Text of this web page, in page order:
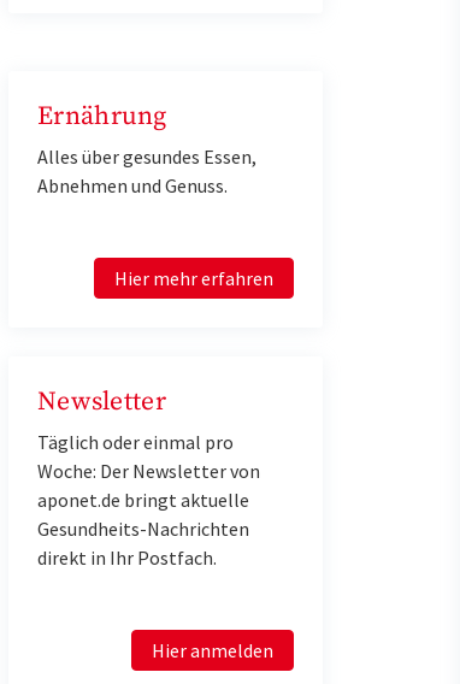
Ernährung
Alles über gesundes Essen,
Abnehmen und Genuss.
Hier mehr erfahren
Newsletter
Täglich oder einmal pro
Woche: Der Newsletter von
aponet.de bringt aktuelle
Gesundheits-Nachrichten
direkt in Ihr Postfach.
Hier anmelden